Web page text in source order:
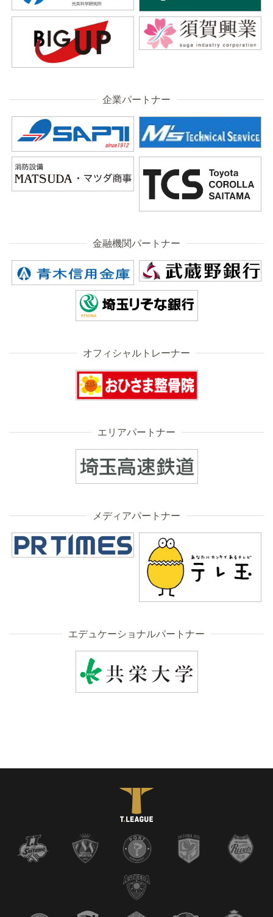
企業パートナー
金融機関パートナー
オフィシャルトレーナー
エリアパートナー
メディアパートナー
エデュケーショナルパートナー